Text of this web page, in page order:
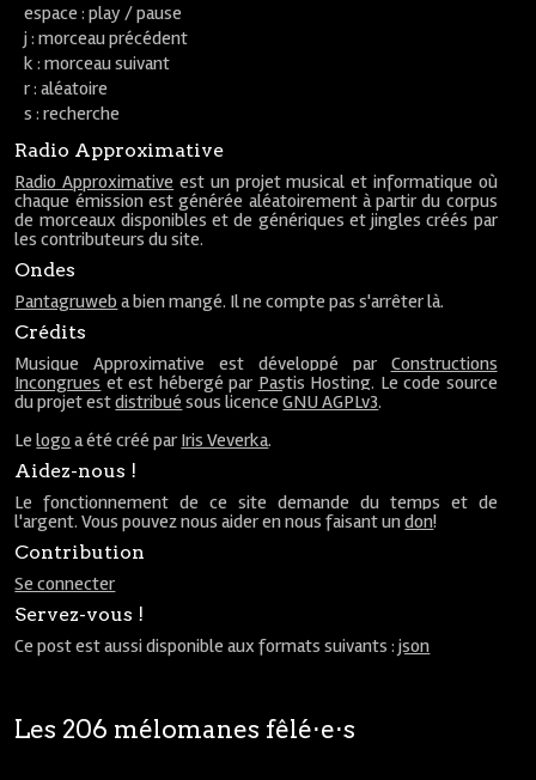
espace : play / pause
j : morceau précédent
k : morceau suivant
r : aléatoire
s : recherche
Radio Approximative
Radio Approximative est un projet musical et informatique où
chaque émission est générée aléatoirement à partir du corpus
de morceaux disponibles et de génériques et jingles créés par
les contributeurs du site.
Ondes
Pantagruweb a bien mangé. Il ne compte pas s'arrêter là.
Crédits
Musique Approximative est développé par Constructions
Incongrues et est hébergé par Pastis Hosting. Le code source
du projet estdistribué sous licenceGNU AGPLv3.
Lelogo a été créé par Iris Veverka.
Aidez-nous !
Le fonctionnement de ce site demande du temps et de
l'argent. Vous pouvez nous aider en nous faisant undon!
Contribution
Se connecter
Servez-vous !
Ce post est aussi disponible aux formats suivants :json
Les 206 mélomanes fêlé⋅e⋅s